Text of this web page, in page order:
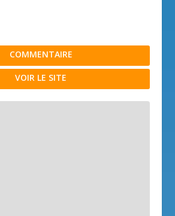
COMMENTAIRE
VOIR LE SITE